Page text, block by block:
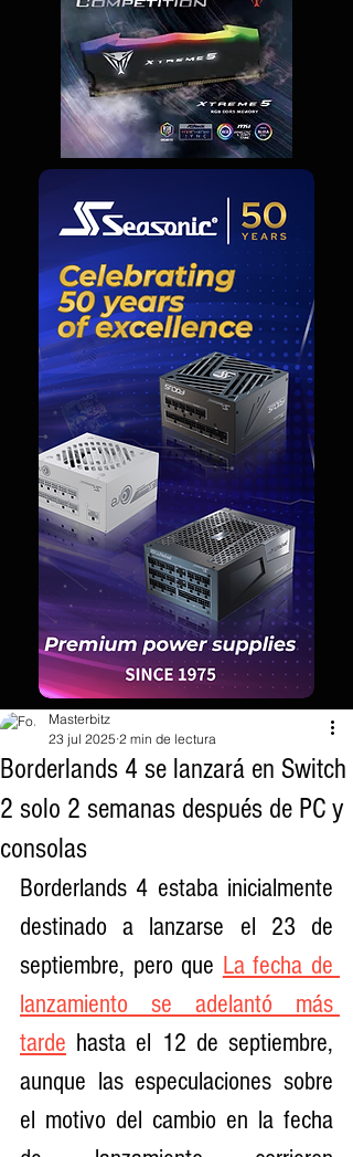
Borderlands 4 se lanzará en Switch
2 solo 2 semanas después de PC y
consolas
Masterbitz
23 jul 2025 2 min de lectura
Borderlands 4 estaba inicialmente
destinado a lanzarse el 23 de
septiembre, pero que La fecha de
lanzamiento se adelantó más
tarde hasta el 12 de septiembre,
aunque las especulaciones sobre
el motivo del cambio en la fecha